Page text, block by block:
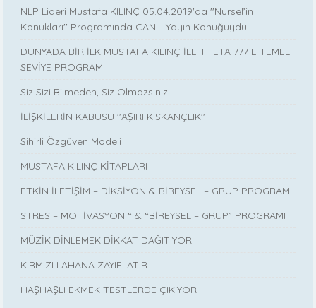
NLP Lideri Mustafa KILINÇ 05.04.2019'da ''Nursel’in
Konukları'' Programında CANLI Yayın Konuğuydu
DÜNYADA BİR İLK MUSTAFA KILINÇ İLE THETA 777 E TEMEL
SEVİYE PROGRAMI
Siz Sizi Bilmeden, Siz Olmazsınız
İLİŞKİLERİN KABUSU ''AŞIRI KISKANÇLIK''
Sihirli Özgüven Modeli
MUSTAFA KILINÇ KİTAPLARI
ETKİN İLETİŞİM – DİKSİYON & BİREYSEL – GRUP PROGRAMI
STRES – MOTİVASYON “ & “BİREYSEL – GRUP” PROGRAMI
MÜZİK DİNLEMEK DİKKAT DAĞITIYOR
KIRMIZI LAHANA ZAYIFLATIR
HAŞHAŞLI EKMEK TESTLERDE ÇIKIYOR